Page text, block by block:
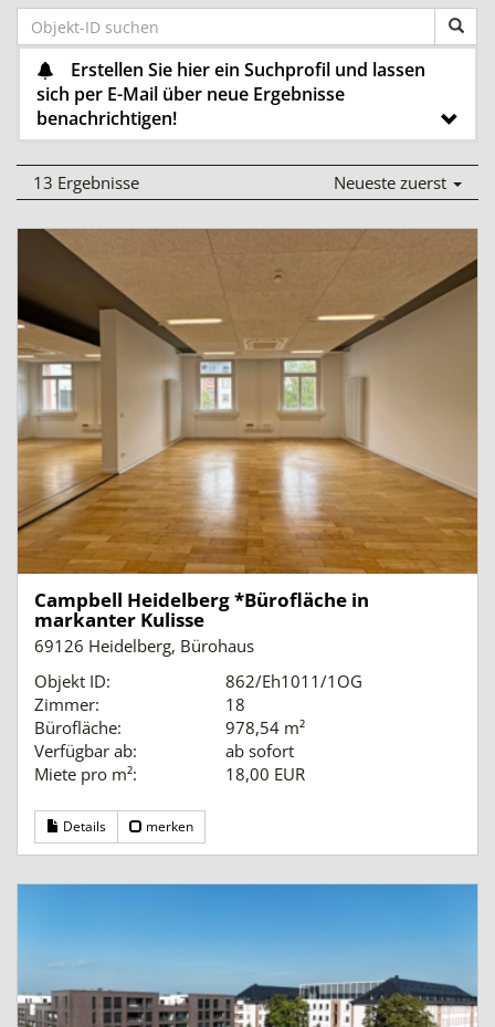
Erstellen Sie hier ein Suchprofil und lassen
sich per E-Mail über neue Ergebnisse
benachrichtigen!
13 Ergebnisse Neueste zuerst
Campbell Heidelberg *Bürofläche in
markanter Kulisse
69126 Heidelberg, Bürohaus
Objekt ID:
862/Eh1011/1OG
Zimmer:
18
Bürofläche:
978,54 m²
Verfügbar ab:
ab sofort
Miete pro m²:
18,00 EUR
Details merken